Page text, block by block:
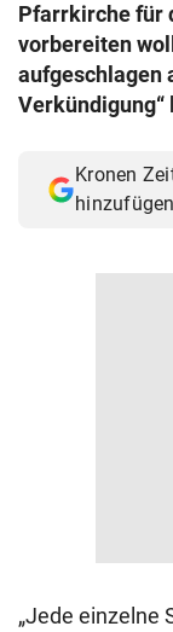
Pfarrkirche für
vorbereiten
aufgeschlagen
Verkündigung“
Kronen
hinzufügen
„Jede einzelne